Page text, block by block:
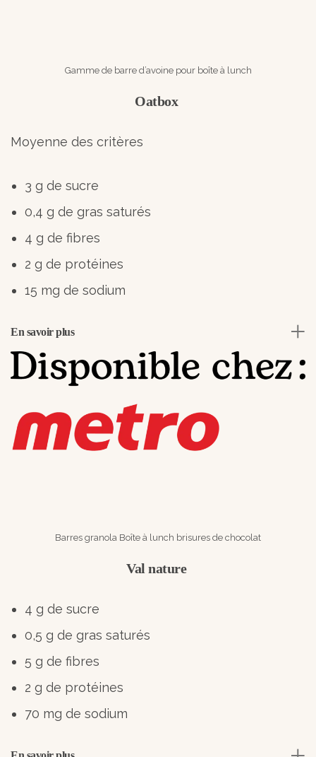
Gamme de barre d’avoine pour boîte à lunch
Oatbox
Moyenne des critères
3 g de sucre
0,4 g de gras saturés
4 g de fibres
2 g de protéines
15 mg de sodium
En savoir plus
Barres granola Boîte à lunch brisures de chocolat
Val nature
4 g de sucre
0,5 g de gras saturés
5 g de fibres
2 g de protéines
70 mg de sodium